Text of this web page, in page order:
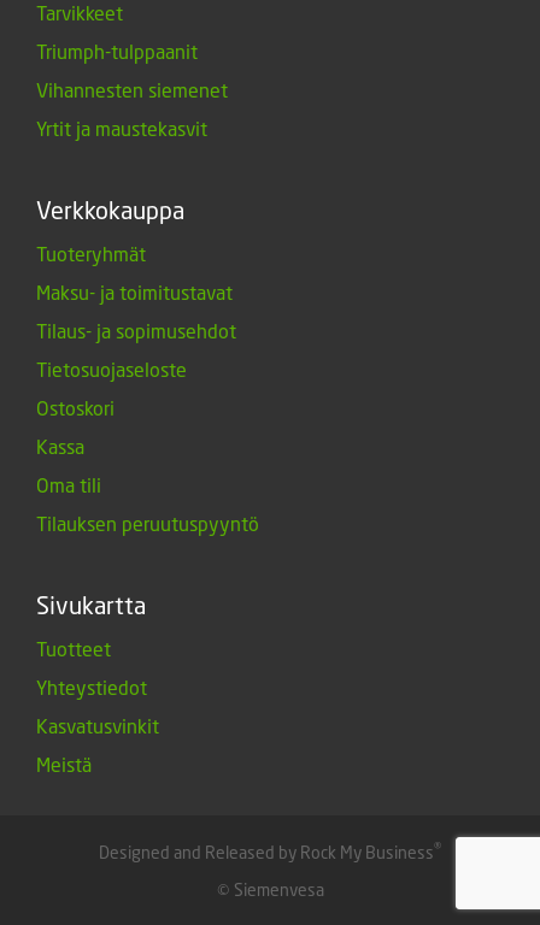
Tarvikkeet
Triumph-tulppaanit
Vihannesten siemenet
Yrtit ja maustekasvit
Verkkokauppa
Tuoteryhmät
Maksu- ja toimitustavat
Tilaus- ja sopimusehdot
Tietosuojaseloste
Ostoskori
Kassa
Oma tili
Tilauksen peruutuspyyntö
Sivukartta
Tuotteet
Yhteystiedot
Kasvatusvinkit
Meistä
Designed and Released by Rock My Business®
© Siemenvesa